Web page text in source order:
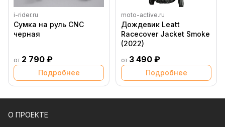
i-rider.ru
Сумка на руль CNC
черная
от 2 790 ₽
Подробнее
moto-active.ru
Дождевик Leatt
Racecover Jacket Smoke
(2022)
от 3 490 ₽
Подробнее
О ПРОЕКТЕ